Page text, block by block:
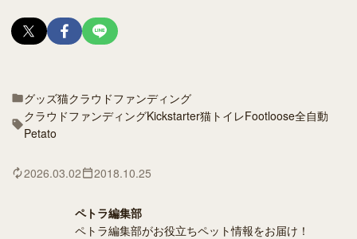
グッズ猫クラウドファンディング
クラウドファンディングKickstarter猫トイレFootloose全自動
Petato
2026.03.02 2018.10.25
ペトラ編集部
ペトラ編集部がお役立ちペット情報をお届け！